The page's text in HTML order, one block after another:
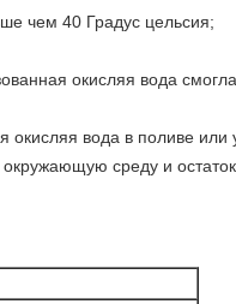
чем 40 Градус цельсия;
окисляя вода
окисляя вода в поливе
среду и остаток.